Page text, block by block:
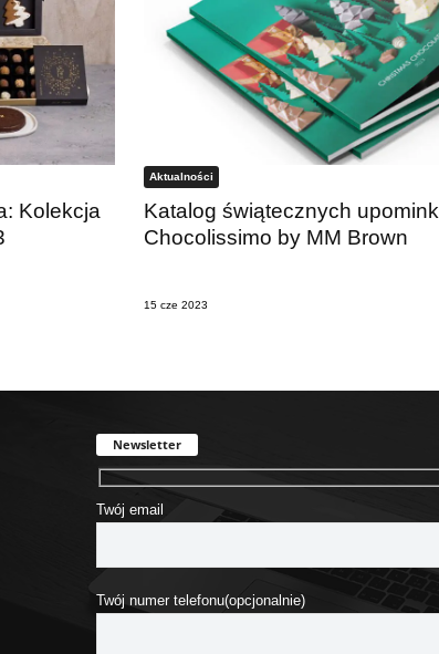
Kolekcja
Aktualności
Katalog świątecznych
Chocolissimo by MM Brown
15 cze 2023
Newsletter
Twój email
Twój numer telefonu(opcjonalnie)